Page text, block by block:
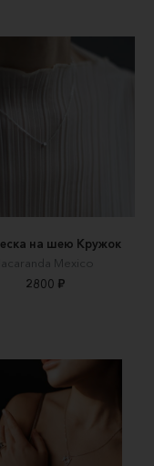
на шею Кружок
Jacaranda Mexico
2800 ₽